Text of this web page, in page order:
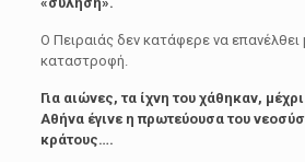
Ο Πειραιάς δεν κατάφερε να επανέλθει
καταστροφή.
Για αιώνες, τα ίχνη του χάθηκαν,
Αθήνα έγινε η πρωτεύουσα του
κράτους….